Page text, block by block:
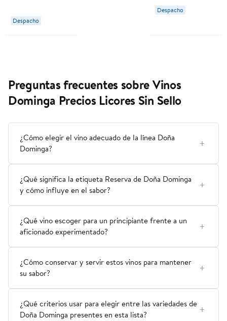
Despacho
Despacho
Preguntas frecuentes sobre Vinos
Dominga Precios Licores Sin Sello
¿Cómo elegir el vino adecuado de la línea Doña
Dominga?
¿Qué significa la etiqueta Reserva de Doña Dominga
y cómo influye en el sabor?
¿Qué vino escoger para un principiante frente a un
aficionado experimentado?
¿Cómo conservar y servir estos vinos para mantener
su sabor?
¿Qué criterios usar para elegir entre las variedades de
Doña Dominga presentes en esta lista?